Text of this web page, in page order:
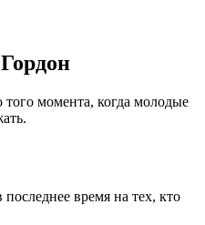
момента, когда молодые
время на тех, кто